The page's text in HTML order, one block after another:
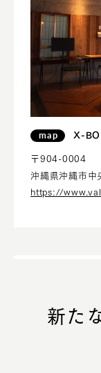
map X-
〒904-0004
沖縄県沖縄市
https://
新た